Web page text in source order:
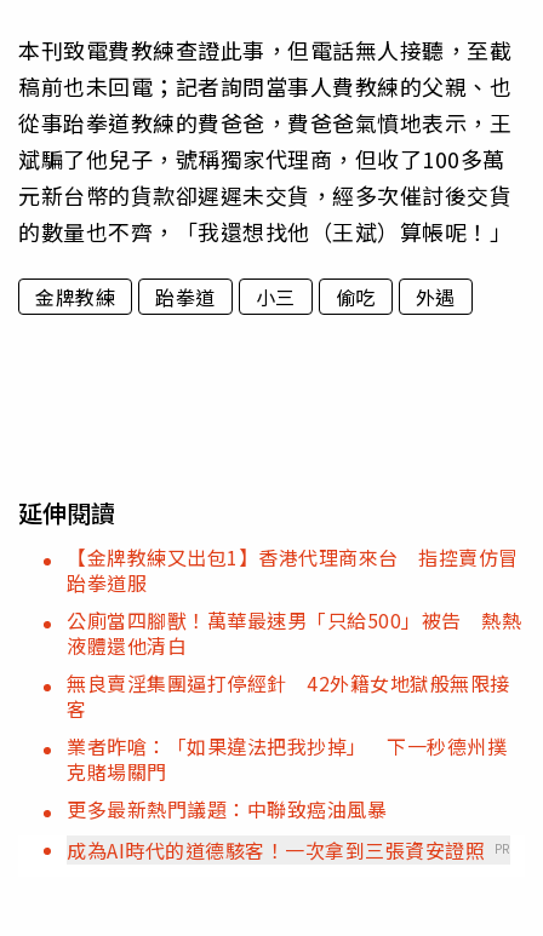
本刊致電費教練查證此事，但電話無人接聽，至截
稿前也未回電；記者詢問當事人費教練的父親、也
從事跆拳道教練的費爸爸，費爸爸氣憤地表示，王
斌騙了他兒子，號稱獨家代理商，但收了100多萬
元新台幣的貨款卻遲遲未交貨，經多次催討後交貨
的數量也不齊，「我還想找他（王斌）算帳呢！」
金牌教練 跆拳道 小三 偷吃 外遇
延伸閱讀
【金牌教練又出包1】香港代理商來台 指控賣仿冒
跆拳道服
公廁當四腳獸！萬華最速男「只給500」被告 熱熱
液體還他清白
無良賣淫集團逼打停經針 42外籍女地獄般無限接
客
業者昨嗆：「如果違法把我抄掉」 下一秒德州撲
克賭場關門
更多最新熱門議題：中聯致癌油風暴
成為AI時代的道德駭客！一次拿到三張資安證照
PR